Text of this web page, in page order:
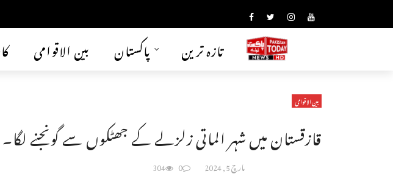
بین الاقوامی پاکستان تازہ ترین
بین الاقوامی
قازقستان میں شہر الماتی زلزلے کے جھٹکوں سے گونجنے لگا۔
مارچ 5, 2024 0
304